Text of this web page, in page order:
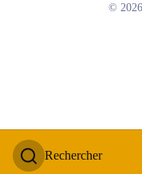
Rechercher
©